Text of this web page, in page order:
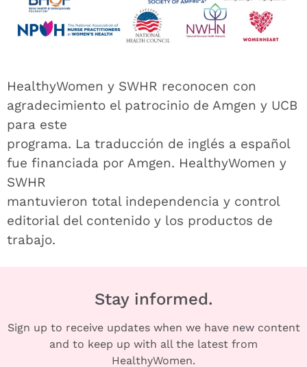
HealthyWomen y SWHR reconocen con
agradecimiento el patrocinio de Amgen y UCB
para este
programa. La traducción de inglés a español
fue financiada por Amgen. HealthyWomen y
SWHR
mantuvieron total independencia y control
editorial del contenido y los productos de
trabajo.
Stay informed.
Sign up to receive updates when we have new content
and to keep up with all the latest from
HealthyWomen.